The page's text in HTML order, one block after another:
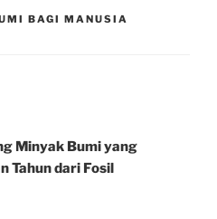
BAGI MANUSIA
Minyak Bumi yang
Tahun dari Fosil